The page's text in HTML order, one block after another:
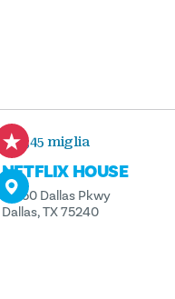
0,45 miglia
NETFLIX HOUSE
13550 Dallas Pkwy
Dallas, TX 75240